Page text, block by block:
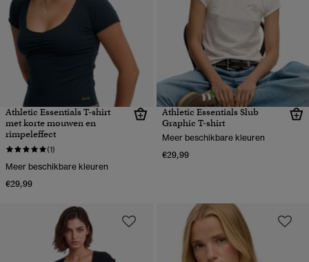
Athletic Essentials T-shirt
met korte mouwen en
rimpeleffect
(1)
Meer beschikbare kleuren
€29,99
Athletic Essentials Slub
Graphic T-shirt
Meer beschikbare kleuren
€29,99